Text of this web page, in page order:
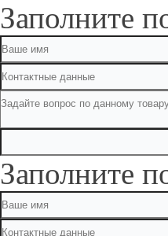
Заполните
Заполните